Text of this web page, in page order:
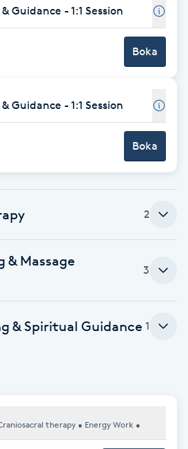
Guidance - 1:1 Session
Boka
Guidance - 1:1 Session
Boka
2
& Massage
3
& Spiritual Guidance 1
therapy • Energy Work •